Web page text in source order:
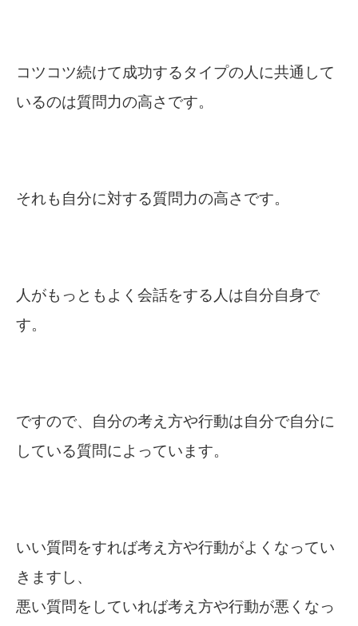
コツコツ続けて成功するタイプの人に共通して
いるのは質問力の高さです。
それも自分に対する質問力の高さです。
人がもっともよく会話をする人は自分自身で
す。
ですので、自分の考え方や行動は自分で自分に
している質問によっています。
いい質問をすれば考え方や行動がよくなってい
きますし、
悪い質問をしていれば考え方や行動が悪くなっ